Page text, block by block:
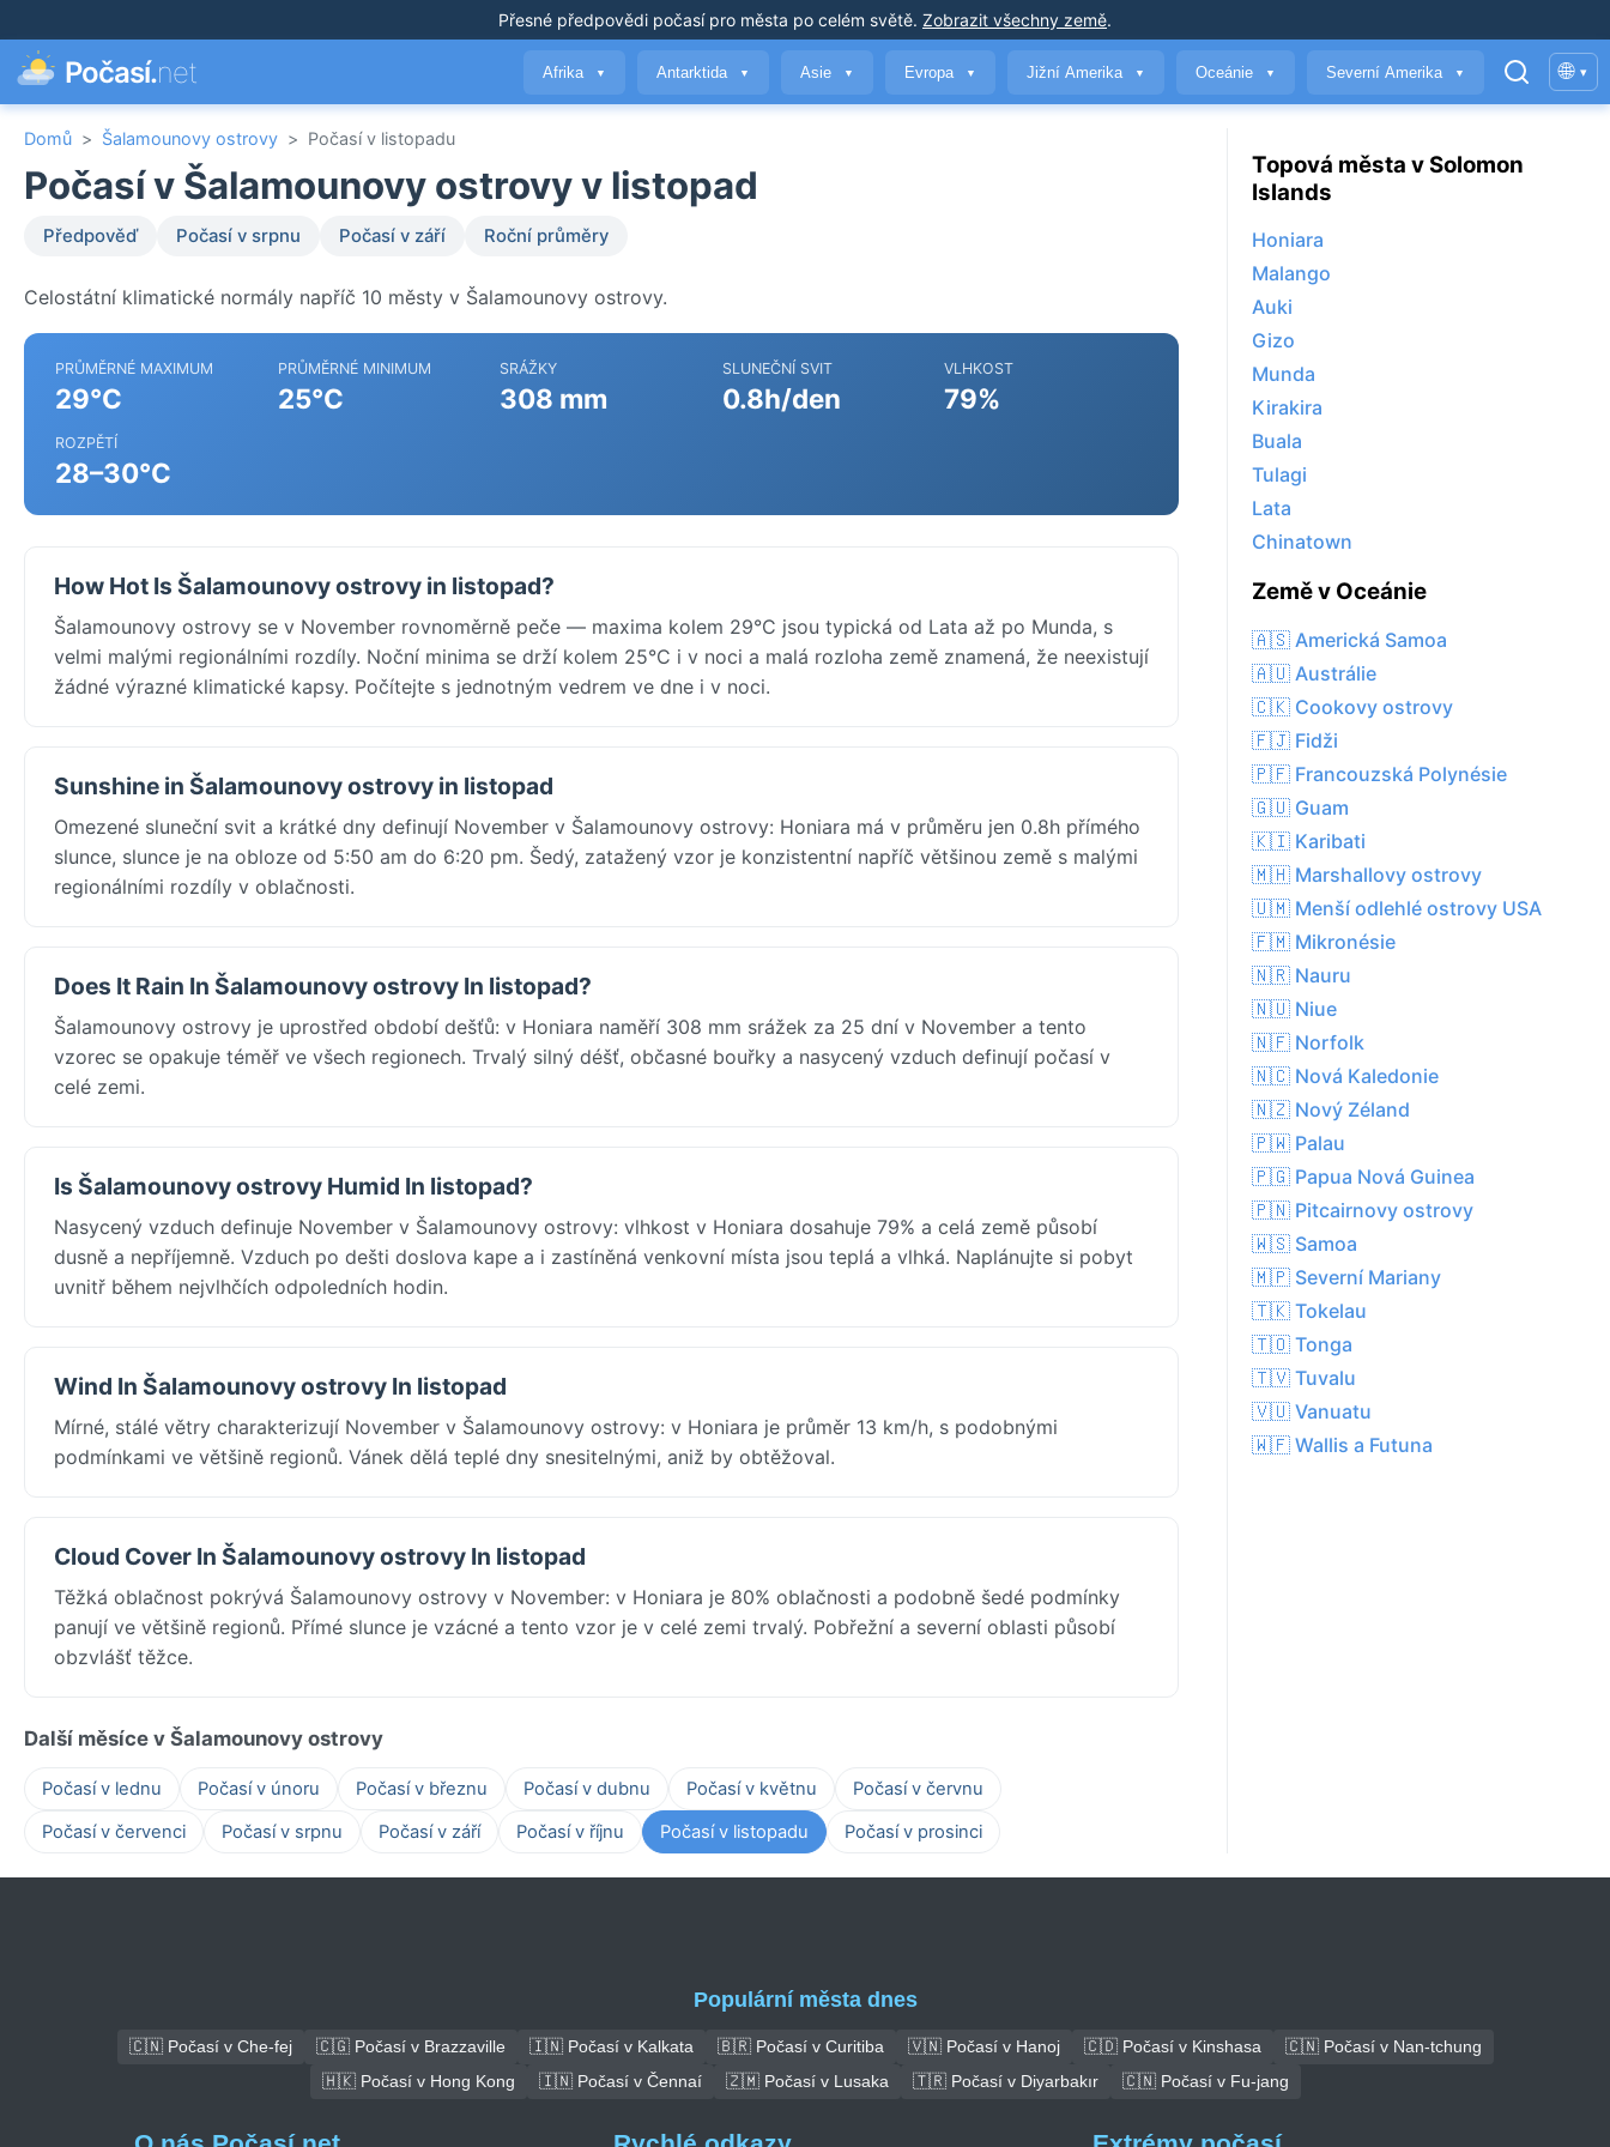
Přesné předpovědi počasípro města po celém světě. Zobrazit všechny země.
Počasí.net Afrika ▼ Antarktida ▼ Asie ▼ Evropa ▼ Jižní Amerika ▼ Oceánie ▼ Severní Amerika ▼ 🌐 ▾
Domů > Šalamounovy ostrovy > Počasí v listopadu
Počasí v Šalamounovy ostrovy v listopad
Předpověď Počasí v srpnu Počasí v září Roční průměry
Celostátní klimatické normály napříč 10 městy v Šalamounovy ostrovy.
PRŮMĚRNÉ MAXIMUM
29°C
PRŮMĚRNÉ MINIMUM
25°C
SRÁŽKY
308 mm
SLUNEČNÍ SVIT
0.8h/den
VLHKOST
79%
ROZPĚTÍ
28–30°C
How Hot Is Šalamounovy ostrovy in listopad?
Šalamounovy ostrovy se v November rovnoměrně peče — maxima kolem 29°C jsou typická od Lata až po Munda, s
velmi malými regionálními rozdíly. Noční minima se drží kolem 25°C i v noci a malá rozloha země znamená, že neexistují
žádné výrazné klimatické kapsy. Počítejte s jednotným vedrem ve dne i v noci.
Sunshine in Šalamounovy ostrovy in listopad
Omezené sluneční svit a krátké dny definují November v Šalamounovy ostrovy: Honiara má v průměru jen 0.8h přímého
slunce, slunce je na obloze od 5:50 am do 6:20 pm. Šedý, zatažený vzor je konzistentní napříč většinou země s malými
regionálními rozdíly v oblačnosti.
Does It Rain In Šalamounovy ostrovy In listopad?
Šalamounovy ostrovy je uprostřed období dešťů: v Honiara naměří 308 mm srážek za 25 dní v November a tento
vzorec se opakuje téměř ve všech regionech. Trvalý silný déšť, občasné bouřky a nasycený vzduch definují počasí v
celé zemi.
Is Šalamounovy ostrovy Humid In listopad?
Nasycený vzduch definuje November v Šalamounovy ostrovy: vlhkost v Honiara dosahuje 79% a celá země působí
dusně a nepříjemně. Vzduch po dešti doslova kape a i zastíněná venkovní místa jsou teplá a vlhká. Naplánujte si pobyt
uvnitř během nejvlhčích odpoledních hodin.
Wind In Šalamounovy ostrovy In listopad
Mírné, stálé větry charakterizují November v Šalamounovy ostrovy: v Honiara je průměr 13 km/h, s podobnými
podmínkami ve většině regionů. Vánek dělá teplé dny snesitelnými, aniž by obtěžoval.
Cloud Cover In Šalamounovy ostrovy In listopad
Těžká oblačnost pokrývá Šalamounovy ostrovy v November: v Honiara je 80% oblačnosti a podobně šedé podmínky
panují ve většině regionů. Přímé slunce je vzácné a tento vzor je v celé zemi trvalý. Pobřežní a severní oblasti působí
obzvlášť těžce.
Další měsíce v Šalamounovy ostrovy
Počasí v lednu Počasí v únoru Počasí v březnu Počasí v dubnu Počasí v květnu
Počasí v červnu
Počasí v červenci
Počasí v srpnu Počasí v září Počasí v říjnu Počasí v listopadu Počasí v prosinci
Topová města v Solomon
Islands
Honiara
Malango
Auki
Gizo
Munda
Kirakira
Buala
Tulagi
Lata
Chinatown
Země v Oceánie
🇦🇸 Americká Samoa
🇦🇺 Austrálie
🇨🇰 Cookovy ostrovy
🇫🇯 Fidži
🇵🇫 Francouzská Polynésie
🇬🇺 Guam
🇰🇮 Karibati
🇲🇭 Marshallovy ostrovy
🇺🇲 Menší odlehlé ostrovy USA
🇫🇲 Mikronésie
🇳🇷 Nauru
🇳🇺 Niue
🇳🇫 Norfolk
🇳🇨 Nová Kaledonie
🇳🇿 Nový Zéland
🇵🇼 Palau
🇵🇬 Papua Nová Guinea
🇵🇳 Pitcairnovy ostrovy
🇼🇸 Samoa
🇲🇵 Severní Mariany
🇹🇰 Tokelau
🇹🇴 Tonga
🇹🇻 Tuvalu
🇻🇺 Vanuatu
🇼🇫 Wallis a Futuna
Populární města dnes
🇨🇳 Počasí v Che-fej 🇨🇬 Počasí v Brazzaville 🇮🇳 Počasí v Kalkata 🇧🇷 Počasí v Curitiba 🇻🇳 Počasí v Hanoj 🇨🇩 Počasí v Kinshasa
🇨🇳 Počasí v Nan-tchung
🇭🇰 Počasí v Hong Kong
🇮🇳 Počasí v Čennaí 🇿🇲 Počasí v Lusaka 🇹🇷 Počasí v Diyarbakır 🇨🇳 Počasí v Fu-jang